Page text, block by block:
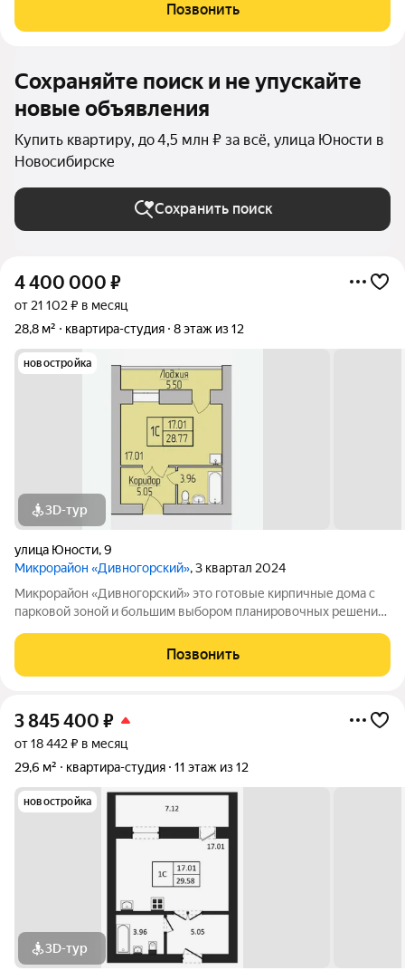
с безопасным покрытием.
Позвонить
Сохраняйте поиск и не упускайте
новые объявления
Купить квартиру, до 4,5 млн ₽ за всё, улица Юности в
Новосибирске
Сохранить поиск
4 400 000 ₽
от 21 102 ₽ в месяц
28,8 м²
квартира-студия 8 этаж из 12
новостройка
3D-тур
улица Юности,9
Микрорайон «Дивногорский», 3 квартал 2024
Микрорайон «Дивногорский» это готовые кирпичные дома с
парковой зоной и большим выбором планировочных решений.
с безопасным покрытием.
Позвонить
3 845 400 ₽
от 18 442 ₽ в месяц
29,6 м²
квартира-студия 11 этаж из 12
новостройка
3D-тур